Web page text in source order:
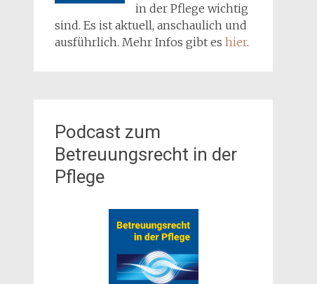
in der Pflege wichtig
sind. Es ist aktuell, anschaulich und
ausführlich. Mehr Infos gibt es hier.
Podcast zum
Betreuungsrecht in der
Pflege